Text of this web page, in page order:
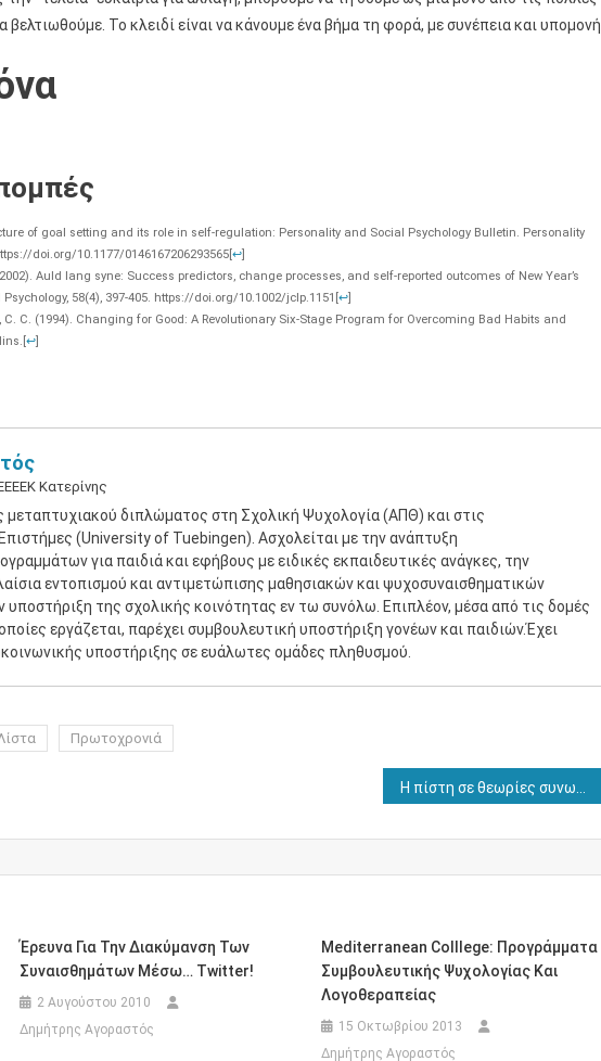
Το κλειδί είναι να κάνουμε ένα βήμα τη φορά, με συνέπεια και υπομονή.
of goal setting and its role in self-regulation: Personality and Social Psychology Bulletin. Personality
doi.org/10.1177/0146167206293565[↩]
Auld lang syne: Success predictors, change processes, and self-reported outcomes of New Year’s
58(4), 397-405. https://doi.org/10.1002/jclp.1151 [↩]
C. C. (1994). Changing for Good: A Revolutionary Six-Stage Program for Overcoming Bad Habits and
[↩]
Κατερίνης
διπλώματος στη Σχολική Ψυχολογία (ΑΠΘ) και στις
(University of Tuebingen). Ασχολείται με την ανάπτυξη
για παιδιά και εφήβους με ειδικές εκπαιδευτικές ανάγκες, την
εντοπισμού και αντιμετώπισης μαθησιακών και ψυχοσυναισθηματικών
υποστήριξη της σχολικής κοινότητας εν τω συνόλω. Επιπλέον, μέσα από τις δομές
εργάζεται, παρέχει συμβουλευτική υποστήριξη γονέων και παιδιών.Έχει
υποστήριξης σε ευάλωτες ομάδες πληθυσμού.
Πρωτοχρονιά
Έρευνα Για Την Διακύμανση Των
Συναισθημάτων Μέσω… Twitter!
2 Αυγούστου 2010
Δημήτρης Αγοραστός
Mediterranean Colllege: Προγράμματα
Συμβουλευτικής Ψυχολογίας Και
Λογοθεραπείας
15 Οκτωβρίου 2013
Δημήτρης Αγοραστός